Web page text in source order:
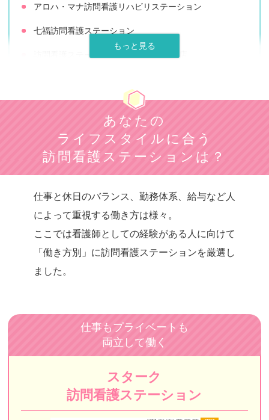
アロハ・マナ訪問看護リハビリステーション
七福訪問看護ステーション
訪問看護ステーションはな中野 新宿支店
スマイル優訪問看護ステーション
キヨタナースステーションみなと
大地訪問看護ステーション
自由が丘訪問看護ステーション
KIRALIE（キラリエ）
リハビタブル
イムス訪問看護ステーション東京
レインボー訪問看護リハビリステーション
LE在宅・施設 訪問看護・リハビリステーション
ゆい訪問看護ステーション
あなたの
ライフスタイルに合う
訪問看護ステーションは？
仕事と休日のバランス、勤務体系、給与など人
によって重視する働き方は様々。
ここでは看護師としての経験がある人に向けて
「働き方別」に訪問看護ステーションを厳選 し
ました。
仕事もプライベートも
両立して働く
スターク
訪問看護ステーション